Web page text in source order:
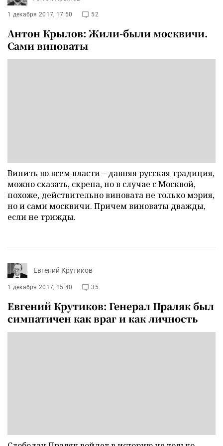
1 декабря 2017, 17:50 52
Антон Крылов: Жили-были москвичи.
Сами виноваты
Винить во всем власти – давняя русская традиция,
можно сказать, скрепа, но в случае с Москвой,
похоже, действительно виновата не только мэрия,
но и сами москвичи. Причем виноваты дважды,
если не трижды.
Евгений Крутиков
1 декабря 2017, 15:40 35
Евгений Крутиков: Генерал Праляк был
симпатичен как враг и как личность